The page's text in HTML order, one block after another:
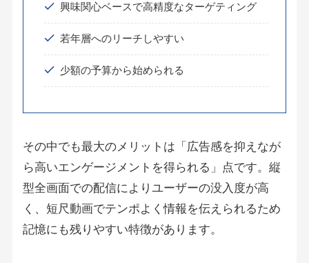
興味関心ベースで高精度なターゲティング
若年層へのリーチしやすい
少額の予算から始められる
その中でも最大のメリットは「広告感を抑えなが
ら高いエンゲージメントを得られる」点です。縦
型全画面での配信によりユーザーの没入度が高
く、短尺動画でテンポよく情報を伝えられるため
記憶にも残りやすい特徴があります。